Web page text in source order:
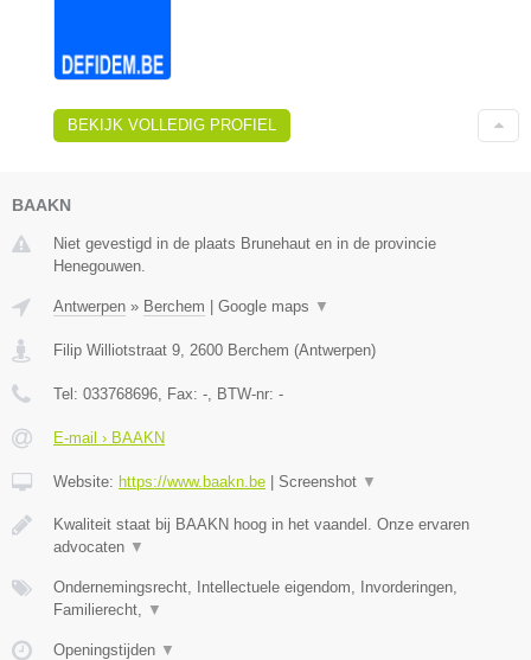
BEKIJK VOLLEDIG PROFIEL
BAAKN
Niet gevestigd in de plaats Brunehaut en in de provincie
Henegouwen.
Antwerpen » Berchem Google maps ▼
Filip Williotstraat 9, 2600 Berchem (Antwerpen)
Tel: 033768696, Fax: -, BTW-nr: -
E-mail › BAAKN
Website: https://www.baakn.be Screenshot ▼
Kwaliteit staat bij BAAKN hoog in het vaandel. Onze ervaren
advocaten ▼
Ondernemingsrecht, Intellectuele eigendom, Invorderingen,
Familierecht, ▼
Openingstijden ▼